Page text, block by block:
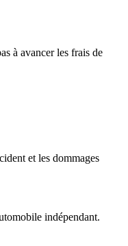
à avancer les frais de
et les dommages
indépendant.